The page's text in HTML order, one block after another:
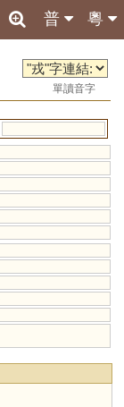
粵
普
單讀音字